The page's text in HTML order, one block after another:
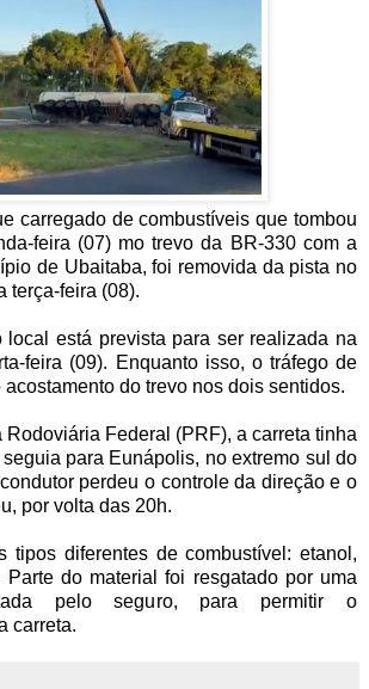
carregado de combustíveis que tombou
feira (07) mo trevo da BR-330 com a
de Ubaitaba, foi removida da pista no
terça-feira (08).
local está prevista para ser realizada na
feira (09). Enquanto isso, o tráfego de
do trevo nos dois sentidos.
Federal (PRF), a carreta tinha
para Eunápolis, no extremo sul do
perdeu o controle da direção e o
por volta das 20h.
tipos diferentes de combustível: etanol,
do material foi resgatado por uma
pelo seguro, para permitir o
carreta.